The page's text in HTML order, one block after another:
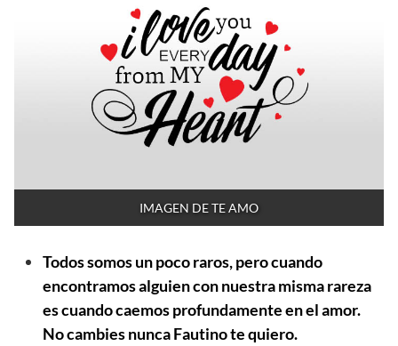
IMAGEN DE TE AMO
Todos somos un poco raros, pero cuando
encontramos alguien con nuestra misma rareza
es cuando caemos profundamente en el amor.
No cambies nunca Fautino te quiero.